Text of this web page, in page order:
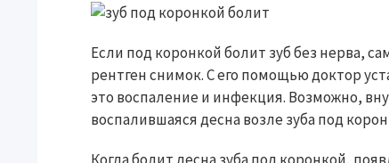
Если под коронкой болит зуб без нерва,
рентген снимок. С его помощью доктор
это воспаление и инфекция. Возможно,
воспалившаяся десна возле зуба под